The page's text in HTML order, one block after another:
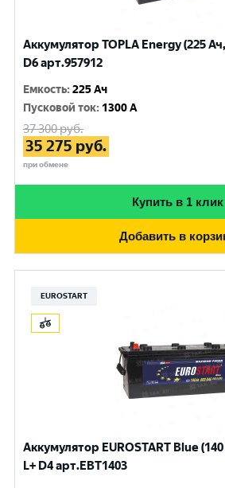
Аккумулятор TOPLA Energy (225
D6 арт.957912
Емкость:225 Ач
Пусковой ток: 1300 A
37 300руб.
35 275 руб.
при обмене
Купить в 1 клик
Добавить в
EUROSTART
Аккумулятор EUROSTART Blue
L+ D4 арт.EBT1403